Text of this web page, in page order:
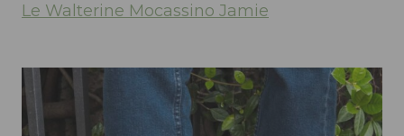
Le Walterine Mocassino Jamie